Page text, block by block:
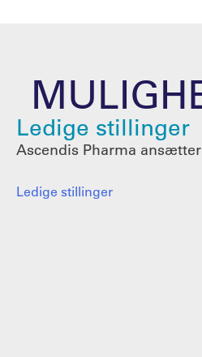
Ledige stillinger
Ascendis Pharma
Ledige stillinger